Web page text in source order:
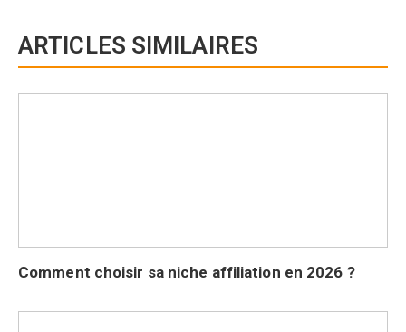
ARTICLES SIMILAIRES
Comment choisir sa niche affiliation en 2026 ?